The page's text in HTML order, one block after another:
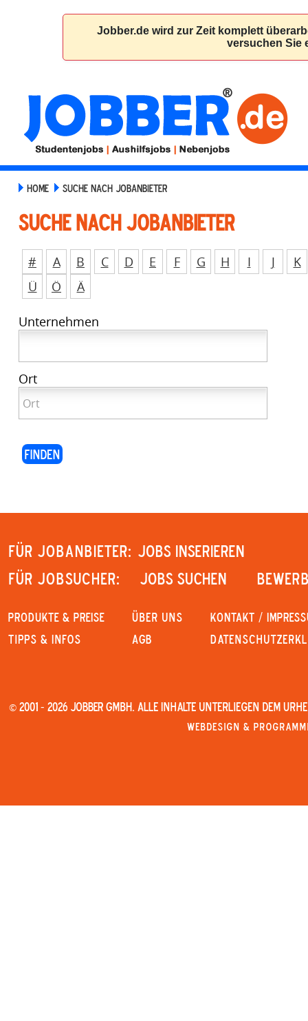
HOME SUCHE NACH JOBANBIETER
Suche nach Jobanbieter
# A B C D E F G H I J
K
Ü
Ö Ä
Unternehmen
Ort
Für Jobanbieter: JOBS INSERIEREN
Für Jobsucher:
JOBS SUCHEN
PRODUKTE & PREISE
Tipps & Infos
Über uns
AGB
KONTAKT /
© 2001 - 2026 JOBBER GmbH. Alle Inhalte unterliegen dem
Webdesign &